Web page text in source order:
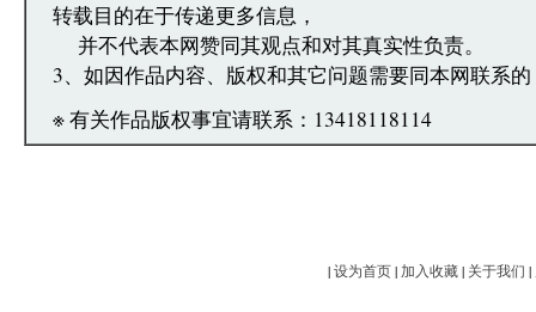
转载目的在于传递更多信息，
并不代表本网赞同其观点和对其真实性负责。
3、如因作品内容、版权和其它问题需要同本网联系
※ 有关作品版权事宜请联系：13418118114
|设为首页|加入收藏| 关于我们 |